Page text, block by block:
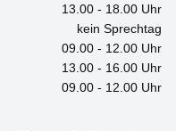
13.00 - 18.00 Uhr
kein Sprechtag
09.00 - 12.00 Uhr
13.00 - 16.00 Uhr
09.00 - 12.00 Uhr